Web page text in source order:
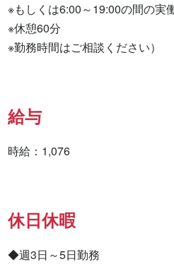
※もしくは6:00～19:00の間の実
※休憩60分
※勤務時間はご相談ください）
給与
時給：1,076
休日休暇
◆週3日～5日勤務